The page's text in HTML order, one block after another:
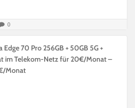
0
70 Pro 256GB + 50GB 5G +
im Telekom-Netz für 20€/Monat –
Monat